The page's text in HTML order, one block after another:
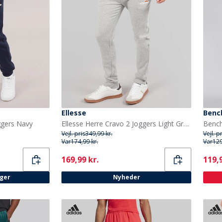
Navy
Ellesse
Ellesse Herre Cravo 2 Joggers Light Grey Marl
Vejl. pris349,99 kr.
Var174,99 kr.
Current
169,99 kr.
Nyheder
Vejl.
Var